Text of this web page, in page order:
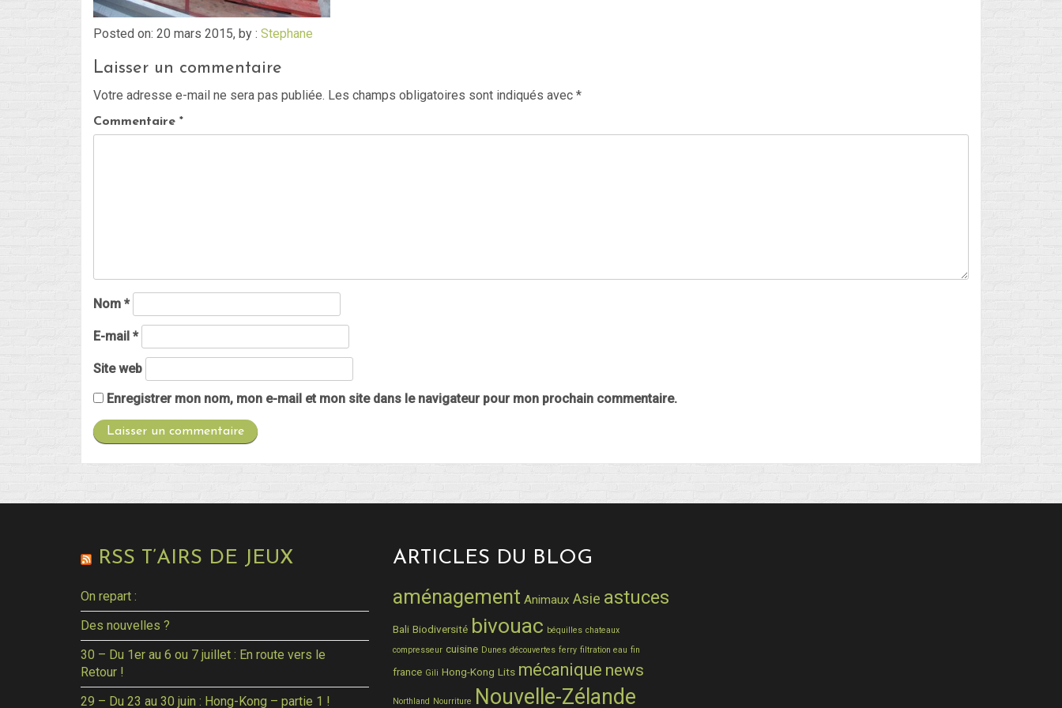
Posted on: 20 mars 2015, by : Stephane
Laisser un commentaire
Votre adresse e-mail ne sera pas publiée. Les champs obligatoires sont indiqués avec *
Commentaire *
Nom *
E-mail *
Site web
Enregistrer mon nom, mon e-mail et mon site dans le navigateur pour mon prochain commentaire.
RSS T’AIRS DE JEUX
On repart :
Des nouvelles ?
30 – Du 1er au 6 ou 7 juillet : En route vers le
Retour !
29 – Du 23 au 30 juin : Hong-Kong – partie 1 !
ARTICLES DU BLOG
aménagement Animaux Asie astuces
Bali Biodiversité bivouac béquilles chateaux
compresseur cuisine Dunes découvertes ferry filtration eau fin
france Gili Hong-Kong Lits mécanique news
Northland Nourriture Nouvelle-Zélande